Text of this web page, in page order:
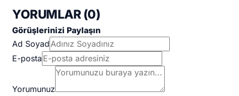
YORUMLAR (0)
Görüşlerinizi Paylaşın
Ad Soyad
E-posta
Yorumunuz